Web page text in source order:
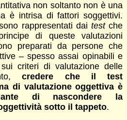
non soltanto non è una
è intrisa di fattori soggettivi.
rappresentati dai testche
di queste valutazioni
preparati da persone che
– spesso assai opinabili e
criteri di valutazione delle
credere che il test
di valutazione oggettiva è
di nascondere la
sotto il tappeto.